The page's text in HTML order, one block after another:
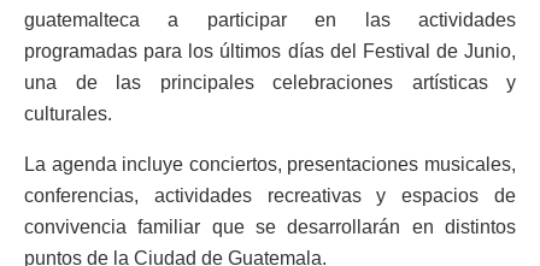
guatemalteca a participar en las actividades
programadas para los últimos días del Festival de Junio,
una de las principales celebraciones artísticas y
culturales.
La agenda incluye conciertos, presentaciones musicales,
conferencias, actividades recreativas y espacios de
convivencia familiar que se desarrollarán en distintos
puntos de la Ciudad de Guatemala.